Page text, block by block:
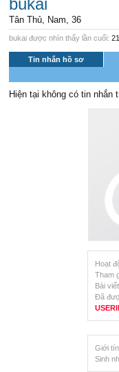
Hoạt
Tham
Bài
Đã
Giới
Sinh
bukai
Tân Thủ, Nam, 36
bukai được nhìn thấy lần cuối:
Tin nhắn hồ sơ
Hiện tại không có tin nhắn